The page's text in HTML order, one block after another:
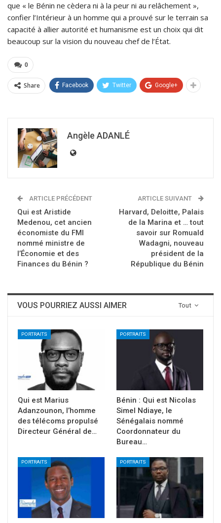
que « le Bénin ne cèdera ni à la peur ni au relâchement »,
confier l’Intérieur à un homme qui a prouvé sur le terrain sa
capacité à allier autorité et humanisme est un choix qui dit
beaucoup sur la vision du nouveau chef de l’État.
0
Share Facebook Twitter Google+
Angèle ADANLÉ
ARTICLE PRÉCÉDENT
Qui est Aristide
Medenou, cet ancien
économiste du FMI
nommé ministre de
l’Économie et des
Finances du Bénin ?
ARTICLE SUIVANT
Harvard, Deloitte, Palais
de la Marina et … tout
savoir sur Romuald
Wadagni, nouveau
président de la
République du Bénin
Tout
VOUS POURRIEZ AUSSI AIMER
PORTRAITS
Qui est Marius
Adanzounon, l’homme
des télécoms propulsé
Directeur Général de…
PORTRAITS
Bénin : Qui est Nicolas
Simel Ndiaye, le
Sénégalais nommé
Coordonnateur du
Bureau…
PORTRAITS PORTRAITS